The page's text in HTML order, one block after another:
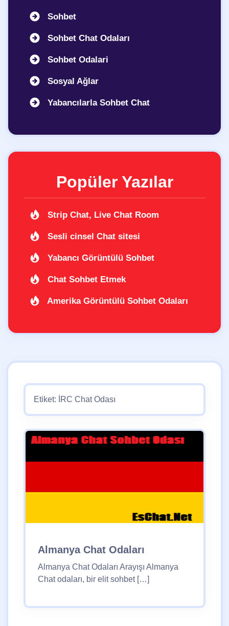
Sohbet
Sohbet Chat Odaları
Sohbet Odalari
Sosyal Ağlar
Yabancılarla Sohbet Chat
Popüler Yazılar
Strip Chat, Live Chat Room
Sesli cinsel Chat sitesi
Yabancı Görüntülü Sohbet
Chat Sohbet Etmek
Amerika Görüntülü Sohbet Odaları
Etiket: İRC Chat Odası
Almanya Chat Odaları
Almanya Chat Odaları Arayışı Almanya
Chat odaları, bir elit sohbet […]